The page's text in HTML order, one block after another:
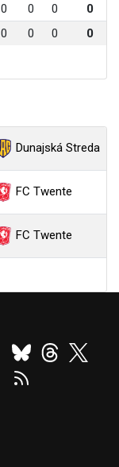
0 0 0
0
0 0 0 0
Dunajská Streda
FC Twente
FC Twente